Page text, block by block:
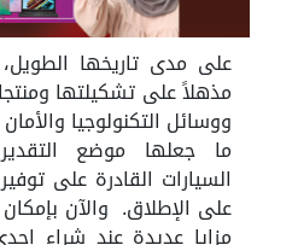
على مدى تاريخها
مذهلاً على تشكيلتها
ووسائل التكنولوجيا
ما جعلها موضع التقدير
السيارات القادرة على
على الإطلاق. والآن بإمكان